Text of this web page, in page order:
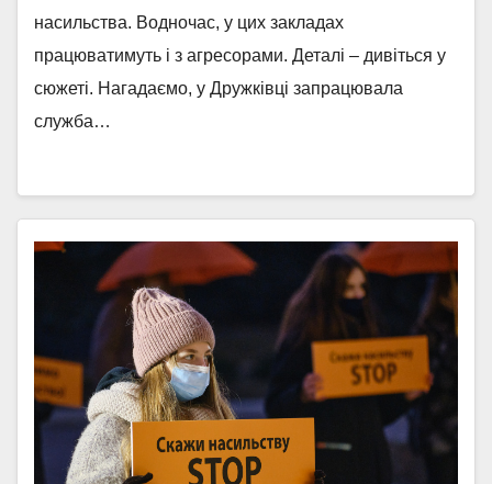
насильства. Водночас, у цих закладах
працюватимуть і з агресорами. Деталі – дивіться у
сюжеті. Нагадаємо, у Дружківці запрацювала
служба…